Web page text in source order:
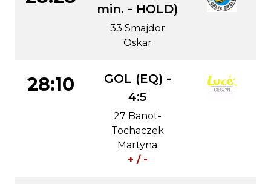
min. - HOLD)
33 Smajdor
Oskar
28:10
GOL (EQ) -
4:5
27 Banot-
Tochaczek
Martyna
+ / -